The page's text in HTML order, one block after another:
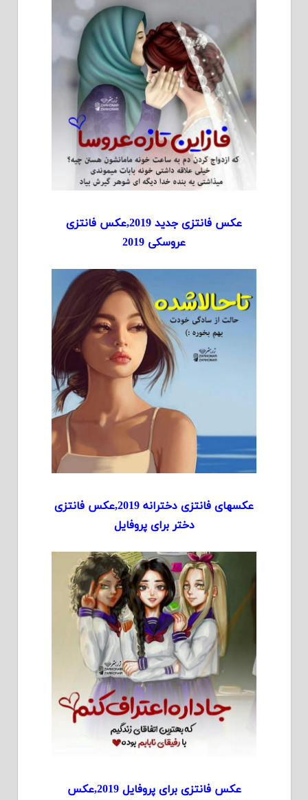
عکس فانتزی جدید 2019,عکس فانتزی
عروسکی 2019
عکسهای فانتزی دخترانه 2019,عکس فانتزی
دختر برای پروفایل
عکس فانتزی برای پروفایل 2019,عکس